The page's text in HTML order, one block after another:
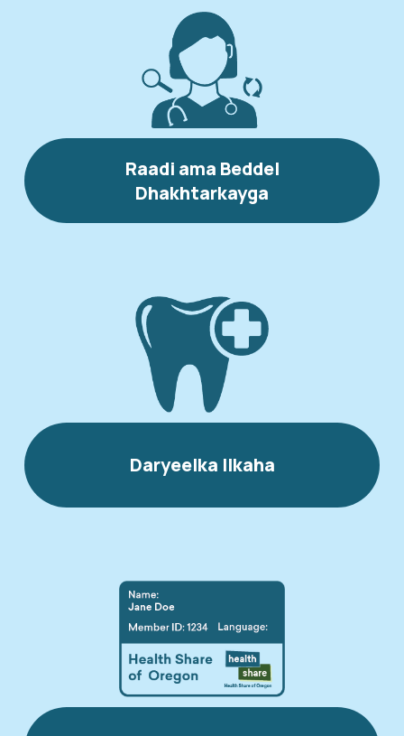
Raadi ama Beddel
Dhakhtarkayga
Daryeelka Ilkaha